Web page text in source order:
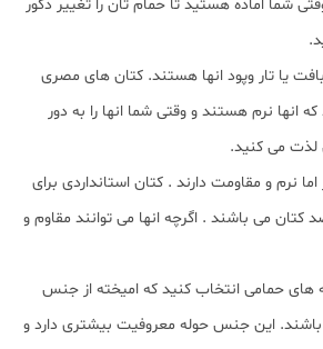
شما اماده هستید تا حمام تان را تغییر دکور
یا تار وپود انها هستند. کتان های مصری
که انها نرم هستند و وقتی شما انها را به دور
می کنید.
نرم و مقاومت دارند . کتان استانداردی برای
می باشند . اگرچه انها می توانند مقاوم و
های حمامی انتخاب کنید که امیخته از جنس
این جنس حوله معروفیت بیشتری دارد و